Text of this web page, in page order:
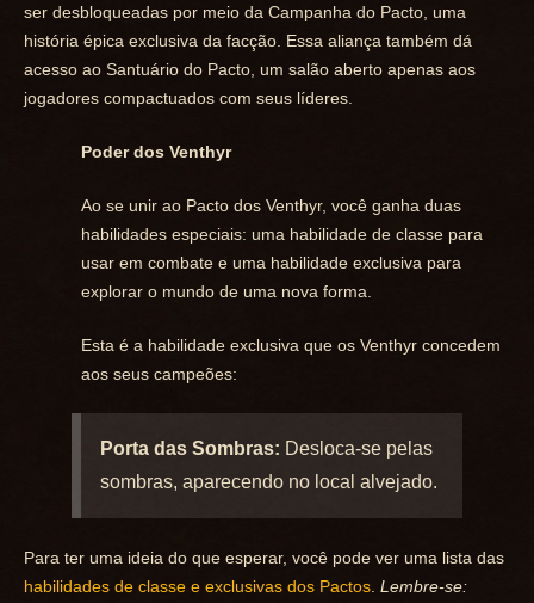
ser desbloqueadas por meio da Campanha do Pacto, uma
história épica exclusiva da facção. Essa aliança também dá
acesso ao Santuário do Pacto, um salão aberto apenas aos
jogadores compactuados com seus líderes.
Poder dos Venthyr
Ao se unir ao Pacto dos Venthyr, você ganha duas
habilidades especiais: uma habilidade de classe para
usar em combate e uma habilidade exclusiva para
explorar o mundo de uma nova forma.
Esta é a habilidade exclusiva que os Venthyr concedem
aos seus campeões:
Porta das Sombras: Desloca-se pelas
sombras, aparecendo no local alvejado.
Para ter uma ideia do que esperar, você pode ver uma lista das
habilidades de classe e exclusivas dos Pactos Lembre-se: